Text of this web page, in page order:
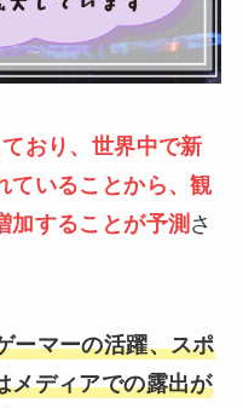
おり、世界中で新
ていることから、観
加することが予測 さ
ーマーの活躍、スポ
メディアでの露出が